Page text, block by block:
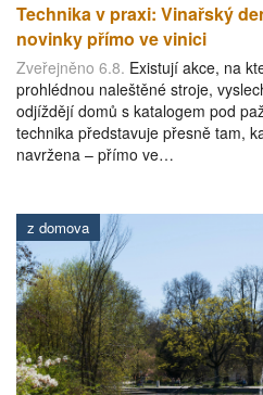
Technika v praxi: Vinařský
novinky přímo ve vinici
Zveřejněno 6.8. Existují akce, na
prohlédnou naleštěné stroje,
odjíždějí domů s katalogem pod
technika představuje přesně tam,
navržena – přímo ve…
z domova